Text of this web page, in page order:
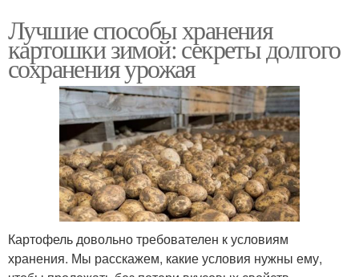
Лучшие способы хранения
картошки зимой: секреты долгого
сохранения урожая
Картофель довольно требователен к условиям
хранения. Мы расскажем, какие условия нужны ему,